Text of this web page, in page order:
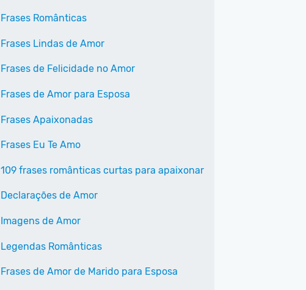
Frases Românticas
Frases Lindas de Amor
Frases de Felicidade no Amor
Frases de Amor para Esposa
Frases Apaixonadas
Frases Eu Te Amo
109 frases românticas curtas para apaixonar
Declarações de Amor
Imagens de Amor
Legendas Românticas
Frases de Amor de Marido para Esposa